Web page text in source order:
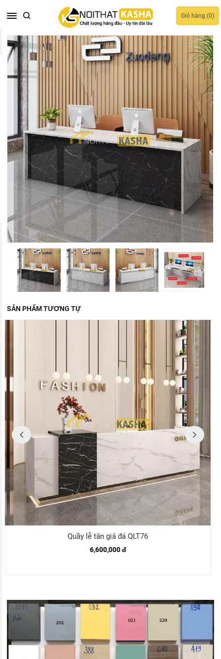
Giỏ hàng (0)
SẢN PHẨM TƯƠNG TỰ
Quầy lễ tân giả đá QLT76
6,600,000 đ